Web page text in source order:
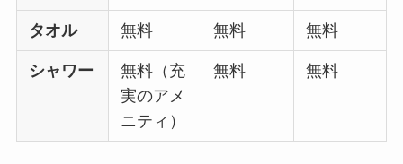
タオル 無料 無料 無料
シャワー
無料（充
実のアメ
ニティ）
無料 無料